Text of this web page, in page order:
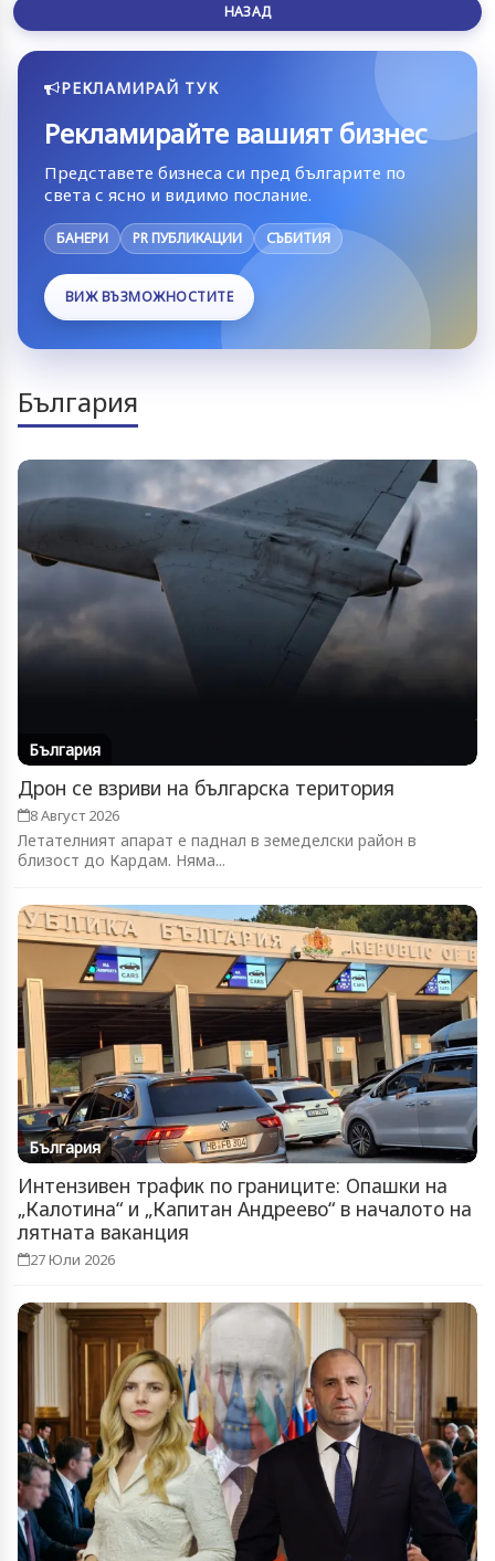
НАЗАД
РЕКЛАМИРАЙ ТУК
Рекламирайте вашият бизнес
Представете бизнеса си пред българите по
света с ясно и видимо послание.
БАНЕРИ PR ПУБЛИКАЦИИ СЪБИТИЯ
ВИЖ ВЪЗМОЖНОСТИТЕ
България
България
Дрон се взриви на българска територия
8 Август 2026
Летателният апарат е паднал в земеделски район в
близост до Кардам. Няма...
България
Интензивен трафик по границите: Опашки на
„Калотина“ и „Капитан Андреево“ в началото на
лятната ваканция
27 Юли 2026